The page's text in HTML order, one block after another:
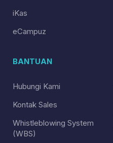
iKas
eCampuz
BANTUAN
Hubungi Kami
Kontak Sales
Whistleblowing System
(WBS)